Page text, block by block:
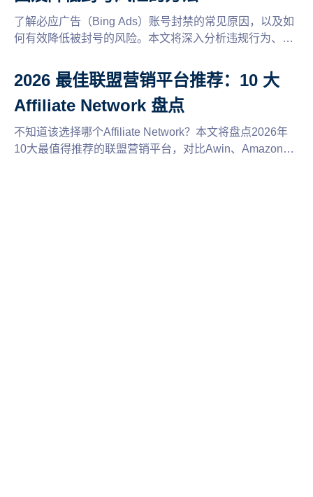
了解必应广告（Bing Ads）账号封禁的常见原因，以及如
何有效降低被封号的风险。本文将深入分析违规行为、账
助您安全推广，优化广告投放策略。
2026 最佳联盟营销平台推荐：10 大
Affiliate Network 盘点
不知道该选择哪个Affiliate Network？本文将盘点2026年
10大最值得推荐的联盟营销平台，对比Awin、Amazon